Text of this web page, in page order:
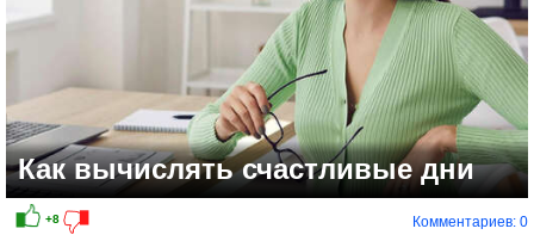
Как вычислять счастливые дни
Комментариев: 0